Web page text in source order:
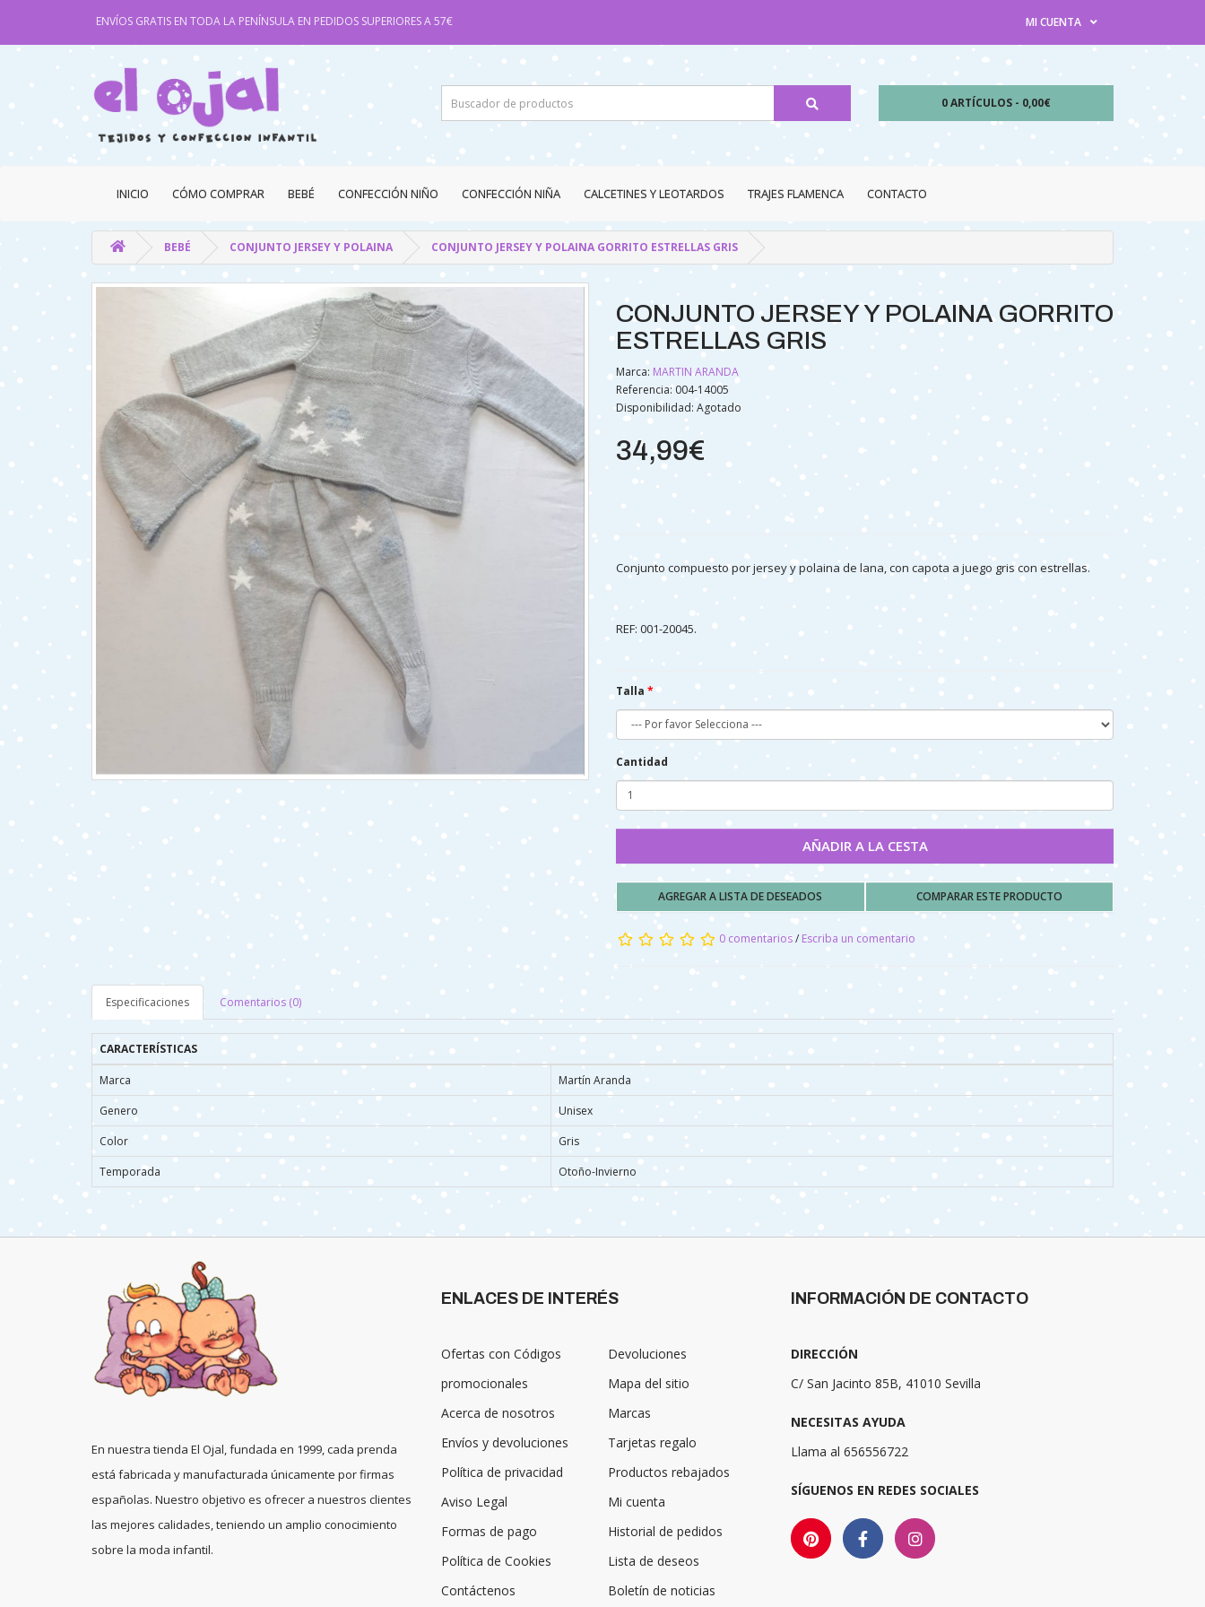
ENVÍOS GRATIS EN TODA LA PENÍNSULA EN PEDIDOS SUPERIORES A 57€ MI CUENTA
0 ARTÍCULOS - 0,00€
INICIO CÓMO COMPRAR BEBÉ CONFECCIÓN NIÑO CONFECCIÓN NIÑA CALCETINES Y LEOTARDOS TRAJES FLAMENCA CONTACTO
BEBÉ CONJUNTO JERSEY Y POLAINA CONJUNTO JERSEY Y POLAINA GORRITO ESTRELLAS GRIS
CONJUNTO JERSEY Y POLAINA GORRITO
ESTRELLAS GRIS
Marca: MARTIN ARANDA
Referencia: 004-14005
Disponibilidad: Agotado
34,99€
Conjunto compuesto por jersey y polaina de lana, con capota a juego gris con estrellas.
REF: 001-20045.
Talla
Cantidad
AÑADIR A LA CESTA
AGREGAR A LISTA DE DESEADOS COMPARAR ESTE PRODUCTO
0 comentarios/ Escriba un comentario
Especificaciones Comentarios (0)
CARACTERÍSTICAS
Marca
Martín Aranda
Genero
Unisex
Color
Gris
Temporada
Otoño-Invierno
En nuestra tienda El Ojal, fundada en 1999, cada prenda
está fabricada y manufacturada únicamente por firmas
españolas. Nuestro objetivo es ofrecer a nuestros clientes
las mejores calidades, teniendo un amplio conocimiento
sobre la moda infantil.
ENLACES DE INTERÉS
Ofertas con Códigos
promocionales
Acerca de nosotros
Envíos y devoluciones
Política de privacidad
Aviso Legal
Formas de pago
Política de Cookies
Contáctenos
Devoluciones
Mapa del sitio
Marcas
Tarjetas regalo
Productos rebajados
Mi cuenta
Historial de pedidos
Lista de deseos
Boletín de noticias
INFORMACIÓN DE CONTACTO
DIRECCIÓN
C/ San Jacinto 85B, 41010 Sevilla
NECESITAS AYUDA
Llama al 656556722
SÍGUENOS EN REDES SOCIALES